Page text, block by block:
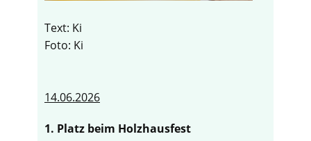
Text: Ki
Foto: Ki
14.06.2026
1. Platz beim Holzhausfest